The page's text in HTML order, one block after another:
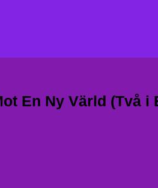
En Ny Värld (Två i